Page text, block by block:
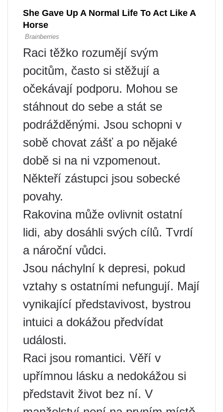
Raci těžko rozumějí svým
pocitům, často si stěžují a
očekávají podporu. Mohou se
stáhnout do sebe a stát se
podrážděnými. Jsou schopni v
sobě chovat zášť a po nějaké
době si na ni vzpomenout.
Někteří zástupci jsou sobecké
povahy.
Rakovina může ovlivnit ostatní
lidi, aby dosáhli svých cílů. Tvrdí
a nároční vůdci.
Jsou náchylní k depresi, pokud
vztahy s ostatními nefungují. Mají
vynikající představivost, bystrou
intuici a dokážou předvídat
události.
Raci jsou romantici. Věří v
upřímnou lásku a nedokážou si
představit život bez ní. V